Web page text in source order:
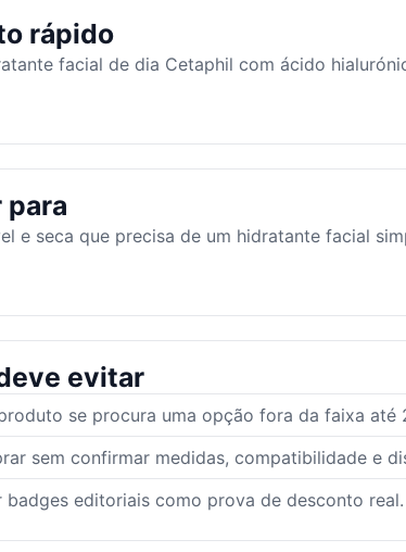
rápido
facial de dia Cetaphil com ácido
para
e seca que precisa de um hidratante facial
evitar
se procura uma opção fora da faixa até
sem confirmar medidas, compatibilidade e
badges editoriais como prova de desconto real.